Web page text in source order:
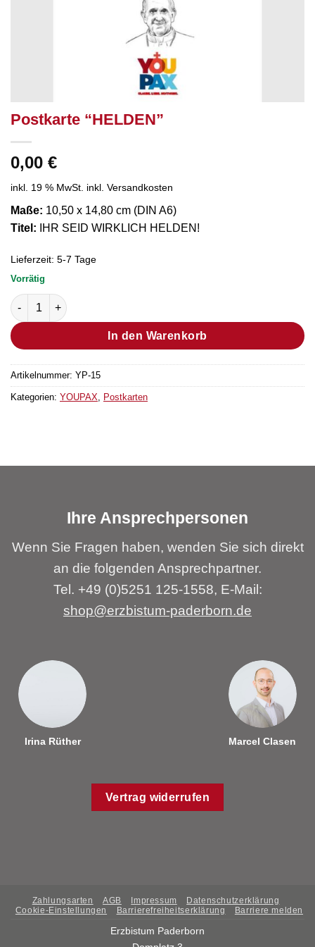
Postkarte “HELDEN”
0,00 €
inkl. 19 % MwSt. inkl. Versandkosten
Maße: 10,50 x 14,80 cm (DIN A6)
Titel: IHR SEID WIRKLICH HELDEN!
Lieferzeit: 5-7 Tage
Vorrätig
Postkarte “HELDEN” Menge
In den Warenkorb
Artikelnummer: YP-15
Kategorien: YOUPAX Postkarten
Ihre Ansprechpersonen
Wenn Sie Fragen haben, wenden Sie sich direkt
an die folgenden Ansprechpartner.
Tel. +49 (0)5251 125-1558, E-Mail:
shop@erzbistum-paderborn.de
Irina Rüther Marcel Clasen
Vertrag widerrufen
Zahlungsarten AGB Impressum
Datenschutzerklärung
Cookie-Einstellungen
Barrierefreiheitserklärung Barriere melden
Erzbistum Paderborn